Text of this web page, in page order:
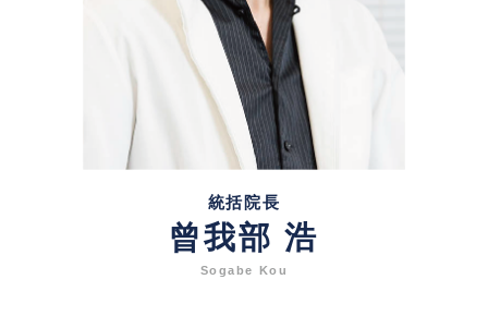
統括院長
曾我部 浩
Sogabe Kou